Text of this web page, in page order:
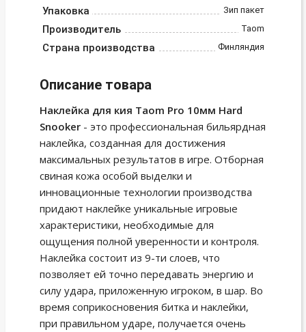
Упаковка Зип пакет
Производитель Taom
Страна производства Финляндия
Описание товара
Наклейка для кия Taom Pro 10мм Hard
Snooker - это профессиональная бильярдная
наклейка, созданная для достижения
максимальных результатов в игре. Отборная
свиная кожа особой выделки и
инновационные технологии производства
придают наклейке уникальные игровые
характеристики, необходимые для
ощущения полной уверенности и контроля.
Наклейка состоит из 9-ти слоев, что
позволяет ей точно передавать энергию и
силу удара, приложенную игроком, в шар. Во
время соприкосновения битка и наклейки,
при правильном ударе, получается очень